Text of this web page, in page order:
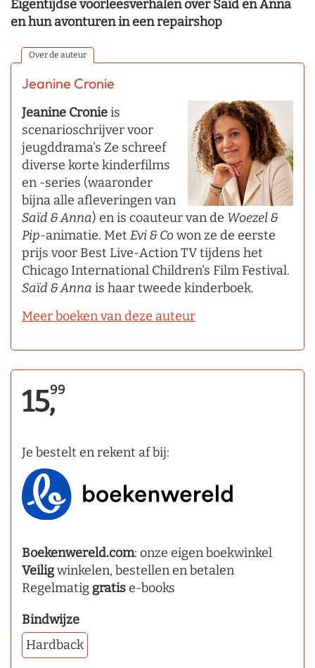
Eigentijdse voorleesverhalen over Saïd en Anna
en hun avonturen in een repairshop
Over de auteur
Jeanine Cronie
Jeanine Cronieis
scenarioschrijver voor
jeugddrama's Ze schreef
diverse korte kinderfilms
en -series (waaronder
bijna alle afleveringen van
Saïd & Anna) en is coauteur van de Woezel &
Pip-animatie. Met Evi & Cowon ze de eerste
prijs voor Best Live-Action TV tijdens het
Chicago International Children's Film Festival.
Saïd & Anna is haar tweede kinderboek.
Meer boeken van deze auteur
15,99
Je bestelt en rekent af bij:
Boekenwereld.com: onze eigen boekwinkel
Veiligwinkelen, bestellen en betalen
Regelmatig gratise-books
Bindwijze
Hardback